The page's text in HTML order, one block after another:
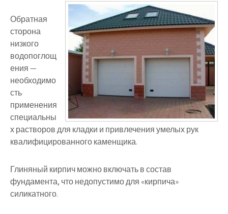
Обратная
сторона
низкого
водопоглощ
ения —
необходимо
сть
применения
специальны
х растворов для кладки и привлечения умелых рук
квалифицированного каменщика.
Глиняный кирпич можно включать в состав
фундамента, что недопустимо для «кирпича»
силикатного.